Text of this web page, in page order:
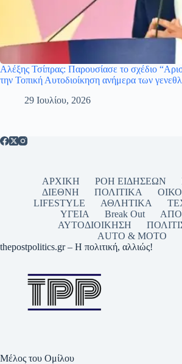
Αλέξης Τσίπρας: Παρουσίασε το σχέδιο
την Τοπική Αυτοδιοίκηση ανήμερα των
29 Ιουλίου, 2026
ΑΡΧΙΚΗ ΡΟΗ ΕΙΔΗΣΕΩΝ
ΔΙΕΘΝΗ
ΠΟΛΙΤΙΚΑ
LIFESTYLE
ΑΘΛΗΤΙΚΑ
ΥΓΕΙΑ
Break Out
ΑΥΤΟΔΙΟΙΚΗΣΗ
AUTO & MOTO
thepostpolitics.gr – Η πολιτική, αλλιώς!
Μέλος του Ομίλου